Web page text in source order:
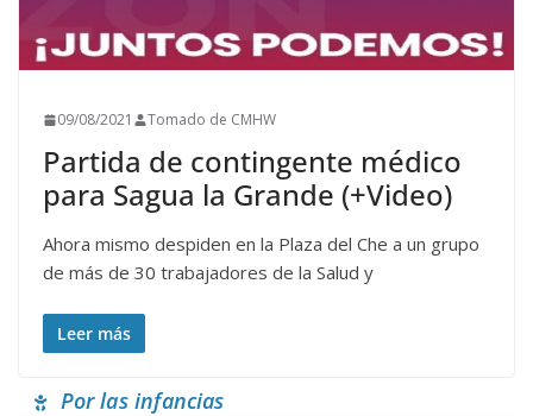
09/08/2021 Tomado de CMHW
Partida de contingente médico
para Sagua la Grande (+Video)
Ahora mismo despiden en la Plaza del Che a un grupo
de más de 30 trabajadores de la Salud y
Leer más
Por las infancias